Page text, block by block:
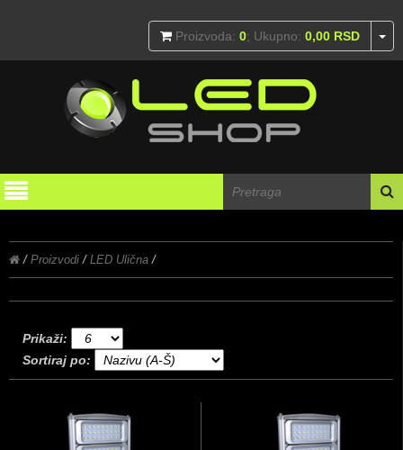
Proizvoda: 0; Ukupno: 0,00 RSD
/ Proizvodi / LED Ulična/
Prikaži:
Sortiraj po: